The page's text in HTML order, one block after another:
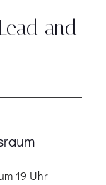
and
19 Uhr